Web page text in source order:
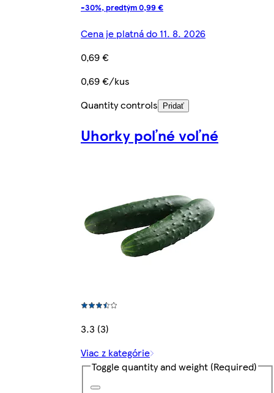
-30%, predtým 0,99 €
Cena je platná do 11. 8. 2026
0,69 €
0,69 €/kus
Quantity controls
Pridať
Uhorky poľné voľné
3.3 (3)
Viac z kategórie
Toggle quantity and weight (Required)